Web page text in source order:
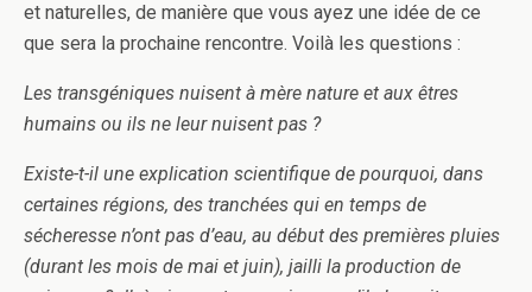
et naturelles, de manière que vous ayez une idée de ce
que sera la prochaine rencontre. Voilà les questions :
Les transgéniques nuisent à mère nature et aux êtres
humains ou ils ne leur nuisent pas ?
Existe-t-il une explication scientifique de pourquoi, dans
certaines régions, des tranchées qui en temps de
sécheresse n’ont pas d’eau, au début des premières pluies
(durant les mois de mai et juin), jailli la production de